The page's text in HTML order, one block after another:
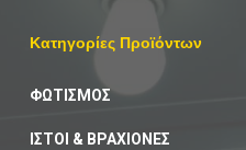
Κατηγορίες Προϊόντων
ΦΩΤΙΣΜΟΣ
ΙΣΤΟΙ & ΒΡΑΧΙΟΝΕΣ